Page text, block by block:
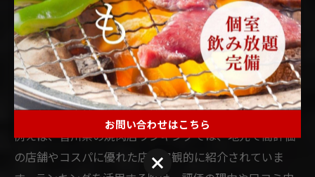
具体的に比較しましょう。
コスパ重視の焼肉店ランキング活用法
コスパ重視で焼肉店を選ぶ場合、ランキングや口コミを
参考にするのが効果的です。理由は、実際の利用者の声
や評価が、店舗選びの信頼性を高めてくれるからです。
例えば、香川県の焼肉店ランキングでは、地元で高評価
の店舗やコスパに優れた店が客観的に紹介されていま
お問い合わせはこちら
お問い合わせはこちら